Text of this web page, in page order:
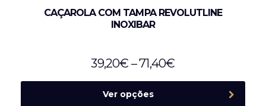
CAÇAROLA COM TAMPA REVOLUTLINE
INOXIBAR
39,20€ –71,40€
Ver opções